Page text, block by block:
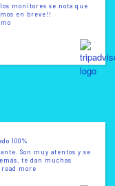
monitores se nota que
en breve!!
100%
Son muy atentos y se
te dan muchas
read more